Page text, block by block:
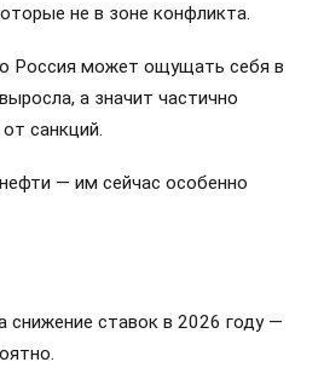
не в зоне конфликта.
Россия может ощущать себя в
а значит частично
санкций.
— им сейчас особенно
снижение ставок в 2026 году —